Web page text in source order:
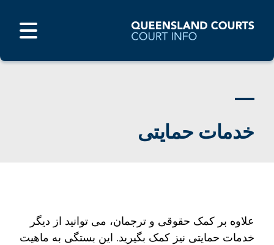
خدمات حمایتی
علاوه بر کمک حقوقی و ترجمان، می توانید از دیگر
خدمات حمایتی نیز کمک بگیرید. این بستگی به ماهیت